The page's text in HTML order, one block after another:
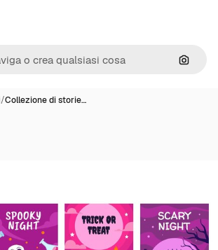
Cerca
/Collezione di storie…